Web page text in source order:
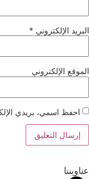
البريد الإلكتروني *
الموقع الإلكتروني
احفظ اسمي، بريدي
عناويننا